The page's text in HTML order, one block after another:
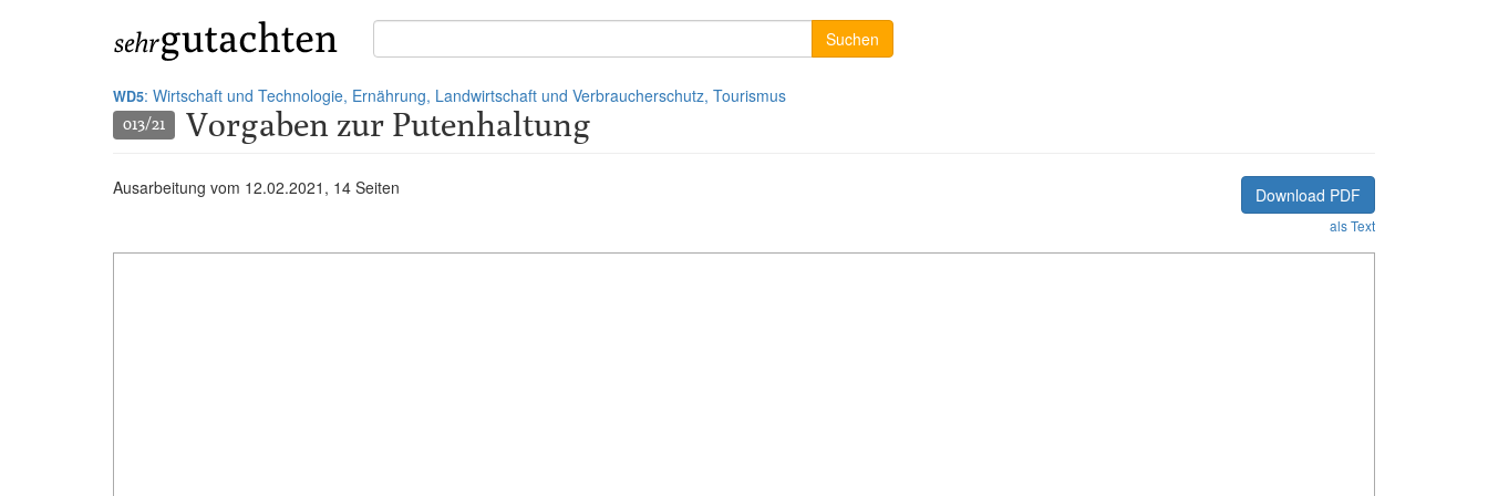
Suche
in
Suchen
WD5: Wirtschaft und Technologie, Ernährung, Landwirtschaft und Verbraucherschutz, Tourismus
013/21 Vorgaben zur Putenhaltung
Ausarbeitung vom 12.02.2021 , 14 Seiten Download PDF
als Text